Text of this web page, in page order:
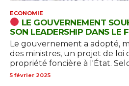
ECONOMIE
LE GOUVERNEMENT
SON LEADERSHIP DANS LE
Le gouvernement a adopté,
des ministres, un projet de loi
propriété foncière à l'État.
5 février 2025